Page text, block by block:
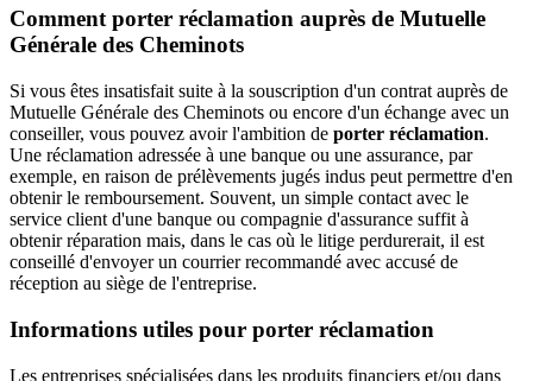
Comment porter réclamation auprès de Mutuelle
Générale des Cheminots
Si vous êtes insatisfait suite à la souscription d'un contrat auprès de
Mutuelle Générale des Cheminots ou encore d'un échange avec un
conseiller, vous pouvez avoir l'ambition de porter réclamation.
Une réclamation adressée à une banque ou une assurance, par
exemple, en raison de prélèvements jugés indus peut permettre d'en
obtenir le remboursement. Souvent, un simple contact avec le
service client d'une banque ou compagnie d'assurance suffit à
obtenir réparation mais, dans le cas où le litige perdurerait, il est
conseillé d'envoyer un courrier recommandé avec accusé de
réception au siège de l'entreprise.
Informations utiles pour porter réclamation
Les entreprises spécialisées dans les produits financiers et/ou dans